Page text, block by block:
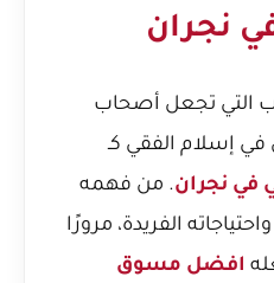
نجران
التي تجعل أصحاب
في إسلام الفقي كـ
في نجران. من فهمه
الفريدة، مرورًا
افضل مسوق